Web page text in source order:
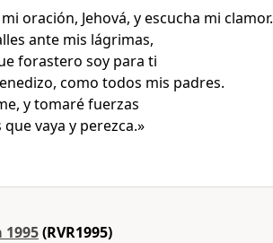
oración, Jehová, y escucha mi clamor.
ante mis lágrimas,
forastero soy para ti
como todos mis padres.
y tomaré fuerzas
que vaya y perezca.»
1995(RVR1995)